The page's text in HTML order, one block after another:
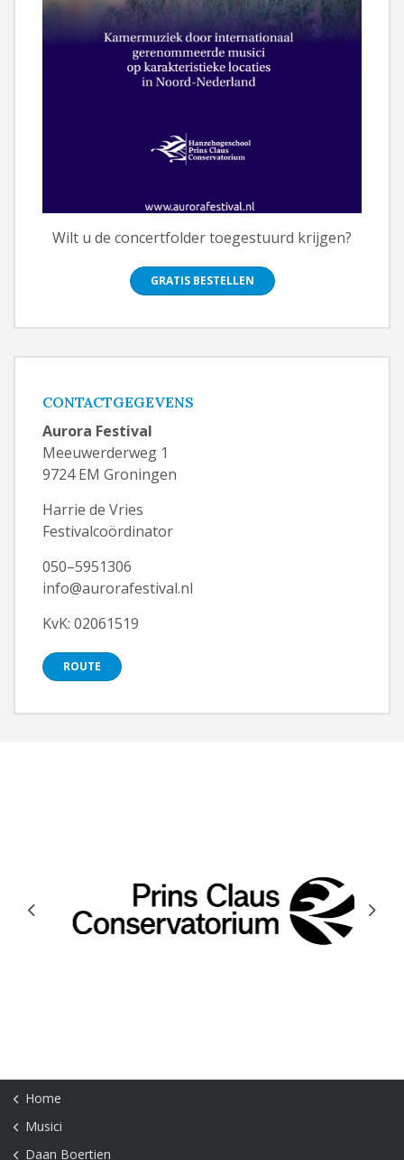
Wilt u de concertfolder toegestuurd krijgen?
GRATIS BESTELLEN
CONTACTGEGEVENS
Aurora Festival
Meeuwerderweg 1
9724 EM Groningen
Harrie de Vries
Festivalcoördinator
050–5951306
info@aurorafestival.nl
KvK: 02061519
ROUTE
Previous Next
Home
Musici
Daan Boertien